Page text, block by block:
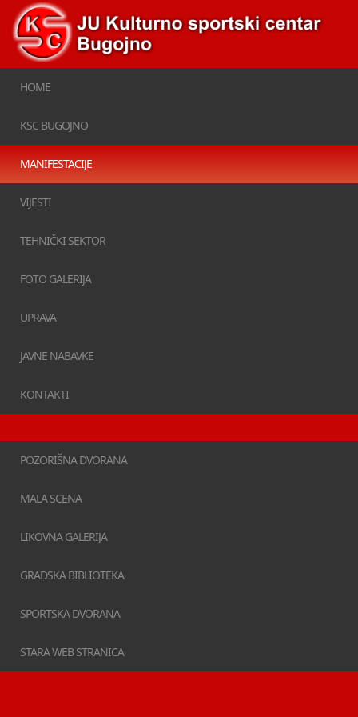
HOME
KSC BUGOJNO
MANIFESTACIJE
VIJESTI
TEHNIČKI SEKTOR
FOTO GALERIJA
UPRAVA
JAVNE NABAVKE
KONTAKTI
POZORIŠNA DVORANA
MALA SCENA
LIKOVNA GALERIJA
GRADSKA BIBLIOTEKA
SPORTSKA DVORANA
STARA WEB STRANICA